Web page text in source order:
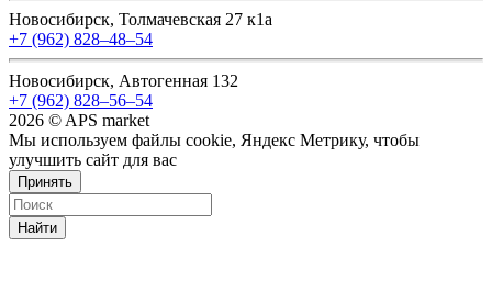
Новосибирск, Толмачевская 27 к1а
+7 (962) 828‒48‒54
Новосибирск, Автогенная 132
+7 (962) 828‒56‒54
2026 © APS market
Мы используем файлы cookie, Яндекс Метрику, чтобы
улучшить сайт для вас
Принять
Найти